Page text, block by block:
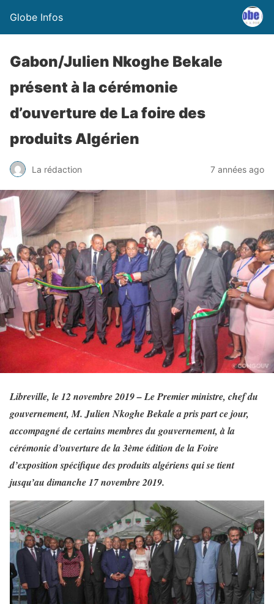
Globe Infos
Gabon/Julien Nkoghe Bekale
présent à la cérémonie
d’ouverture de La foire des
produits Algérien
La rédaction 7 années ago
Libreville, le 12 novembre 2019 – Le Premier ministre, chef du
gouvernement, M. Julien Nkoghe Bekale a pris part ce jour,
accompagné de certains membres du gouvernement, à la
cérémonie d’ouverture de la 3ème édition de la Foire
d’exposition spécifique des produits algériens qui se tient
jusqu’au dimanche 17 novembre 2019.